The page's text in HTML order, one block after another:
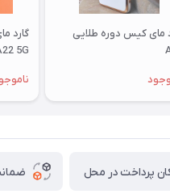
مای کیس دوره طلایی
گارد
5G
پرداخت در محل